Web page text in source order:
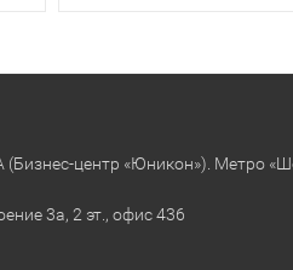
(Бизнес-центр «Юникон»). Метро
3а, 2 эт., офис 436